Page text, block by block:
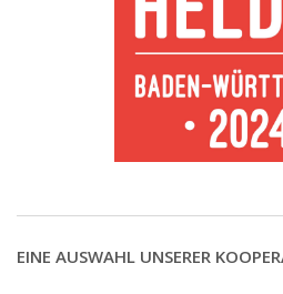
EINE AUSWAHL UNSERER